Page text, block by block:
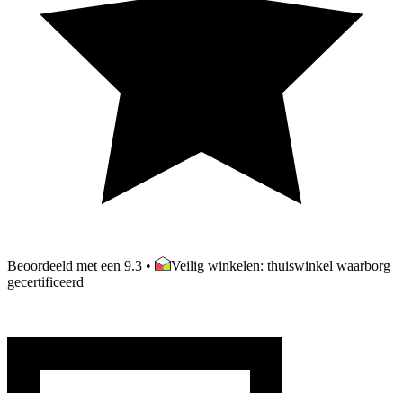
Beoordeeld met een 9.3 •
Veilig winkelen: thuiswinkel waarborg
gecertificeerd